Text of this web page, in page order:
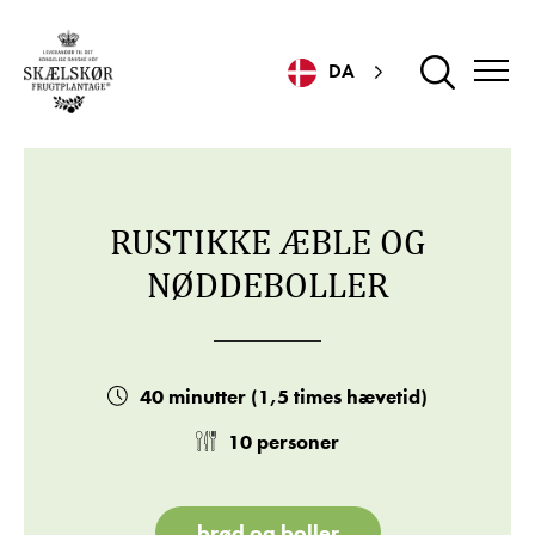
DA
RUSTIKKE ÆBLE OG
NØDDEBOLLER
40 minutter (1,5 times hævetid)
10 personer